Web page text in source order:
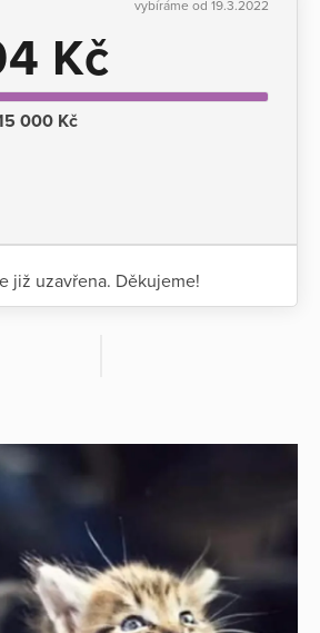
vybíráme od 19.3.2022
Kč
000 Kč
již uzavřena. Děkujeme!